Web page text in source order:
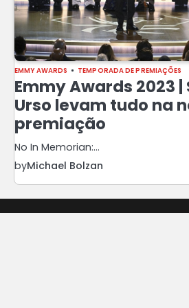
EMMY AWARDS TEMPORADA DE PREMIAÇÕES
Emmy Awards 2023 |
Urso levam tudo na
premiação
No In Memorian:…
byMichael Bolzan